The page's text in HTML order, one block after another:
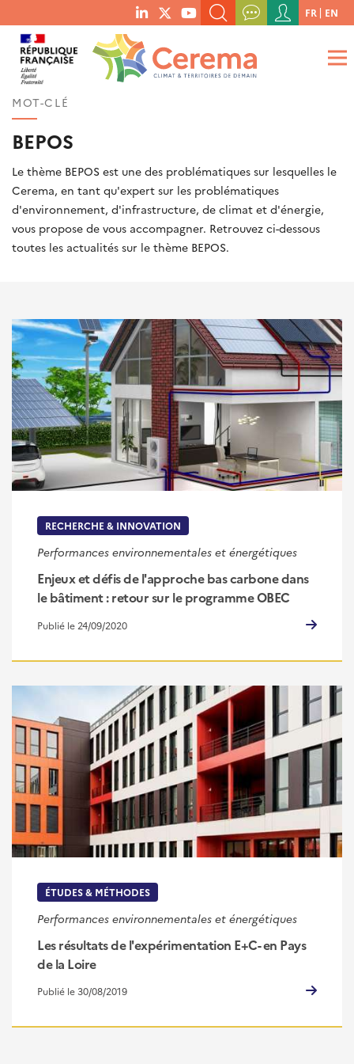
menu
social
links
RECHERCHER UN MOT-CLÉ, UNE PUBLICATION, ETC.
QUE RECHERCHEZ-VOUS ?
Menu
du
compte
de
FR EN
MOT-CLÉ
BEPOS
Le thème BEPOS est une des problématiques sur lesquelles le
Cerema, en tant qu'expert sur les problématiques
d'environnement, d'infrastructure, de climat et d'énergie,
vous propose de vous accompagner. Retrouvez ci-dessous
toutes les actualités sur le thème BEPOS.
RECHERCHE & INNOVATION
Performances environnementales et énergétiques
Enjeux et défis de l'approche bas carbone dans
le bâtiment : retour sur le programme OBEC
Publié le 24/09/2020
ÉTUDES & MÉTHODES
Performances environnementales et énergétiques
Les résultats de l'expérimentation E+C- en Pays
de la Loire
Publié le 30/08/2019